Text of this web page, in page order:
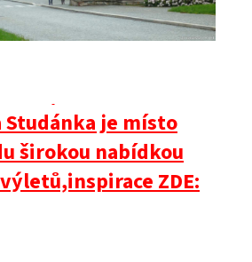
Studánka je místo
širokou nabídkou
ZDE: